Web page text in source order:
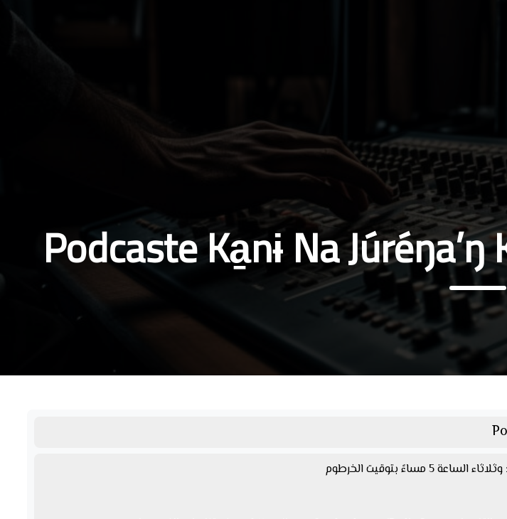
Podcaste Ka̱nɨ Na
بتوقيت الخرطوم